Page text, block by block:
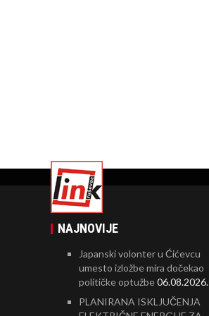
NAJNOVIJE
Japanski volonter u Ćićevcu
umesto izložbe mira dočekao
političke optužbe06.08.2026.
PLANIRANA ISKLJUČENJA